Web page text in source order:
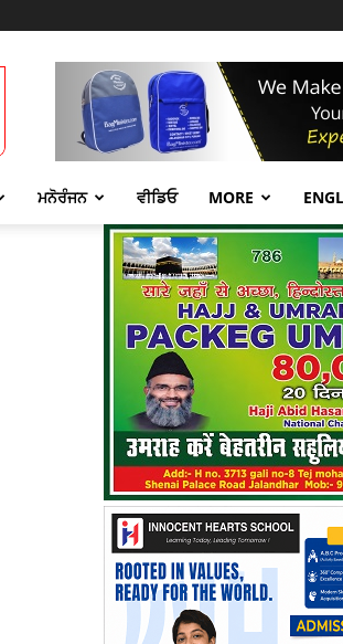
ਮਨੋਰੰਜਨ ਵੀਡਿਓ MORE